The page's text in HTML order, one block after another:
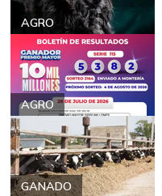
AGRO
AGRO
GANADO